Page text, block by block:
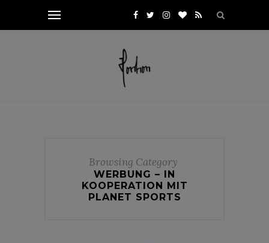
Browsing Category
WERBUNG – IN
KOOPERATION MIT
PLANET SPORTS